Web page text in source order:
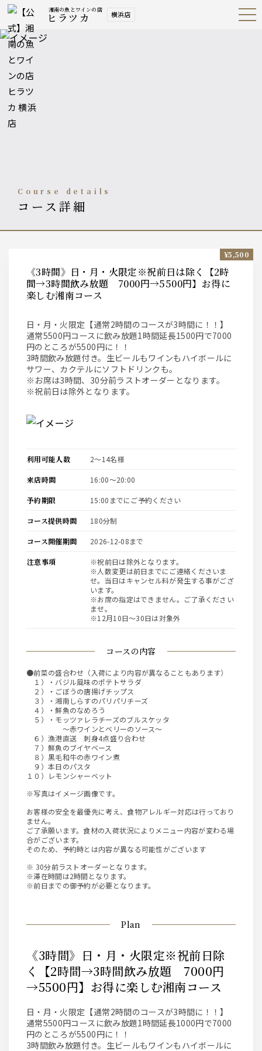
湘南の魚とワインの店
ヒラツカ 横浜店 Open
Navig
course details
コース詳細
《3時間》日・月・火限定※祝前日は除く【2時
間→3時間飲み放題 7000円→5500円】お得に
楽しむ湘南コース
日・月・火限定【通常2時間のコースが3時間に！！】
通常5500円コースに飲み放題1時間延長1500円で7000
円のところが5500円に！！
3時間飲み放題付き。生ビールもワインもハイボールに
サワー、カクテルにソフトドリンクも。
※お席は3時間、30分前ラストオーダーとなります。
※祝前日は除外となります。
¥5,500
コースの内容
●前菜の盛合わせ（入荷により内容が異なることもあります）
１）・バジル風味のポテトサラダ
２）・ごぼうの唐揚げチップス
３）・湘南しらすのパリパリチーズ
４）・鮮魚のなめろう
５）・モッツァレラチーズのブルスケッタ
～赤ワインとベリーのソース～
６）漁港直送 刺身4点盛り合わせ
７）鮮魚のブイヤベース
８）黒毛和牛の赤ワイン煮
９）本日のパスタ
１０）レモンシャーベット
※写真はイメージ画像です。
お客様の安全を最優先に考え、食物アレルギー対応は行っており
ません。
ご了承願います。食材の入荷状況によりメニュー内容が変わる場
合がございます。
そのため、予約時とは内容が異なる可能性がございます
※ 30分前ラストオーダーとなります。
※滞在時間は2時間となります。
※前日までの御予約が必要となります。
利用可能人数 2〜14名様
来店時間 16:00〜20:00
予約期限 15:00までにご予約ください
コース提供時間 180分制
コース開催期間 2026-12-08まで
注意事項
※祝前日は除外となります。
※人数変更は前日までにご連絡くださいま
せ。当日はキャンセル料が発生する事がござ
います。
※お席の指定はできません。ご了承ください
ませ。
※12月10日～30日は対象外
Plan
《3時間》日・月・火限定※祝前日除
く【2時間→3時間飲み放題 7000円
→5500円】お得に楽しむ湘南コース
日・月・火限定【通常2時間のコースが3時間に！！】
通常5500円コースに飲み放題1時間延長1000円で7000
円のところが5500円に！！
3時間飲み放題付き。生ビールもワインもハイボールに